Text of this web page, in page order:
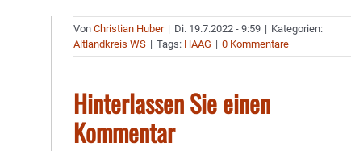
VonChristian Huber | Di. 19.7.2022 - 9:59 | Kategorien:
Altlandkreis WS | Tags: HAAG | 0 Kommentare
Hinterlassen Sie einen
Kommentar